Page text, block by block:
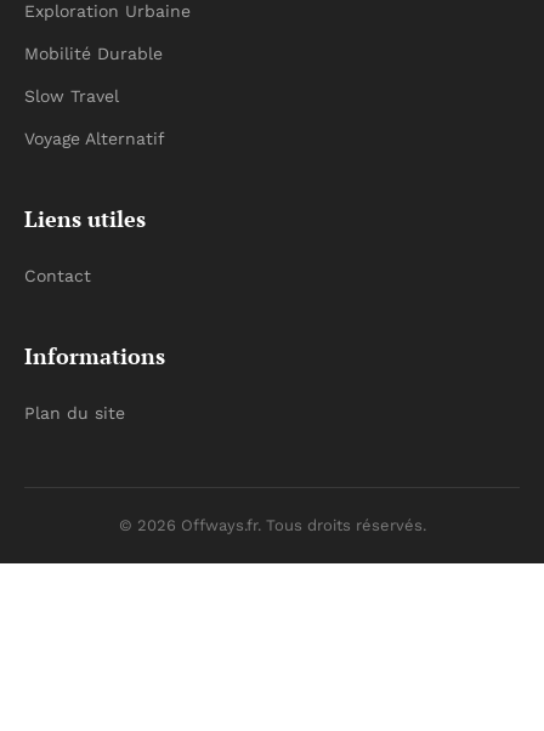
Exploration Urbaine
Mobilité Durable
Slow Travel
Voyage Alternatif
Liens utiles
Contact
Informations
Plan du site
© 2026 Offways.fr. Tous droits réservés.